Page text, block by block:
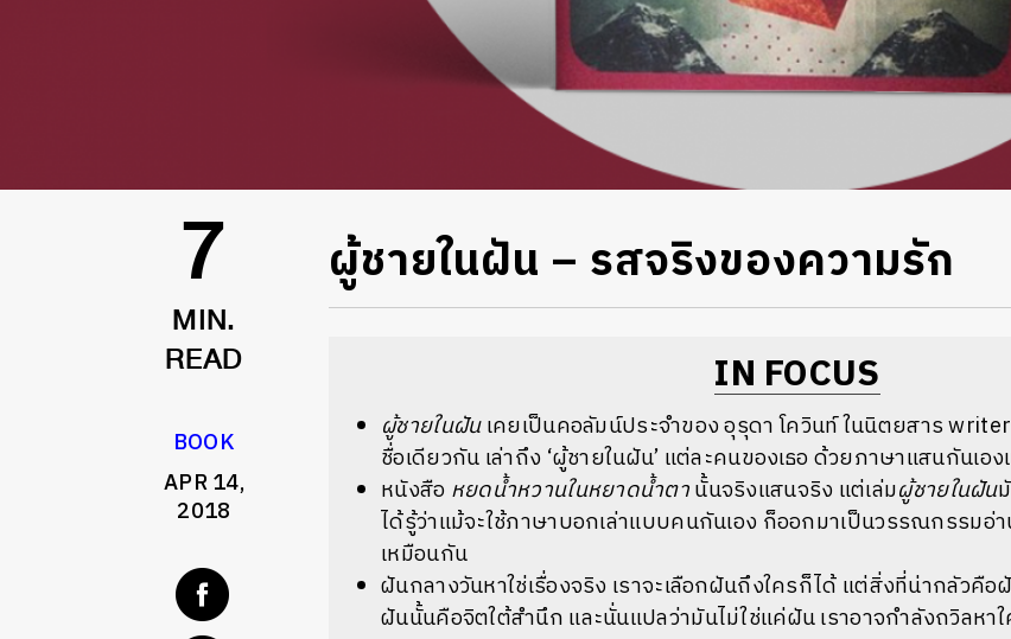
7
MIN.
READ
BOOK
APR 14,
2018
ผู้ชายในฝัน – รสจริงของความรัก
IN FOCUS
ผู้ชายในฝันเคยเป็นคอลัมน์ประจำของ อุรุดา โควินท์ ในนิตยสาร
ชื่อเดียวกัน เล่าถึง ‘ผู้ชายในฝัน’ แต่ละคนของเธอ ด้วยภาษาแสนกันเอง
หนังสือ หยดน้ำหวานในหยาดน้ำตานั้นจริงแสนจริง แต่เล่มผู้ชายในฝัน
ได้รู้ว่าแม้จะใช้ภาษาบอกเล่าแบบคนกันเอง ก็ออกมาเป็นวรรณกรรม
เหมือนกัน
ฝันกลางวันหาใช่เรื่องจริง เราจะเลือกฝันถึงใครก็ได้ แต่สิ่งที่น่ากลัวคื
ฝันนั้นคือจิตใต้สำนึก และนั่นแปลว่ามันไม่ใช่แค่ฝัน เราอาจกำลังถวิลหา